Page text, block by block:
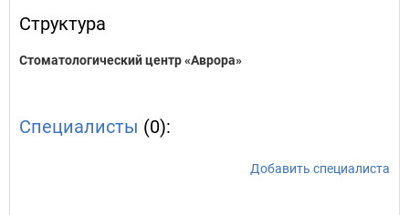
Структура
Стоматологический центр «Аврора»
Специалисты (0):
Добавить специалиста